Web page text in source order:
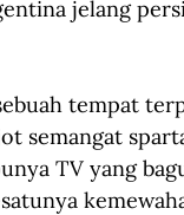
jelang
tempat
semangat
TV yang